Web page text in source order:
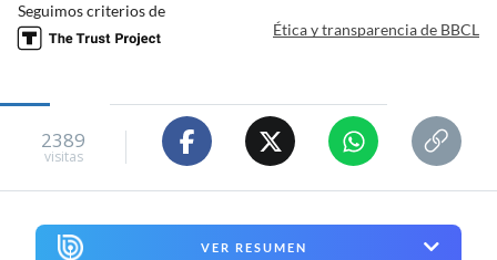
Seguimos criterios de
Ética y transparencia de BBCL
2389
visitas
VER RESUMEN